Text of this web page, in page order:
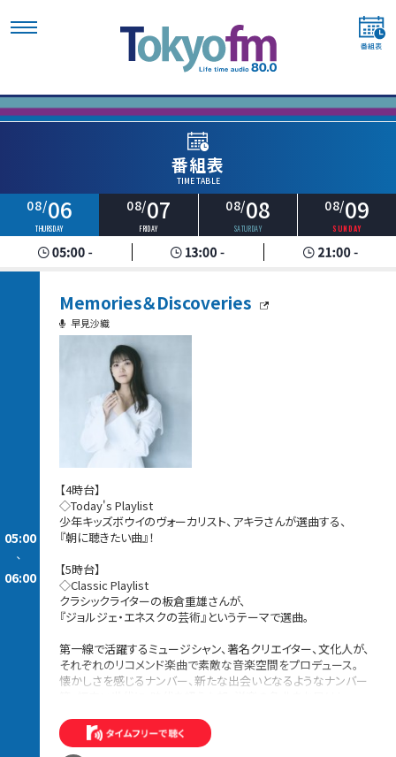
番組表
TIME TABLE
08/06
THURSDAY
08/07
FRIDAY
08/08
SATURDAY
08/09
SUNDAY
05:00
-
06:00
Memories＆Discoveries
早見沙織
【4時台】
◇Today's Playlist
少年キッズボウイのヴォーカリスト、アキラさんが選曲する、
『朝に聴きたい曲』！
【5時台】
◇Classic Playlist
クラシックライターの板倉重雄さんが、
『ジョルジェ・エネスクの芸術』というテーマで選曲。
第一線で活躍するミュージシャン、著名クリエイター、文化人が、
それぞれのリコメンド楽曲で素敵な音楽空間をプロデュース。
懐かしさを感じるナンバー、新たな出会いとなるようなナンバー
続きを読む